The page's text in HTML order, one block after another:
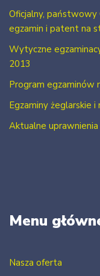
Oficjalny, państwowy
egzamin i patent na
Wytyczne
2013
Program egzaminów
Egzaminy żeglarskie
Aktualne
Menu
Nasza oferta